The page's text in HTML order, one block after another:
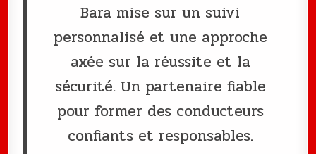
Bara mise sur un suivi
personnalisé et une approche
axée sur la réussite et la
sécurité. Un partenaire fiable
pour former des conducteurs
confiants et responsables.